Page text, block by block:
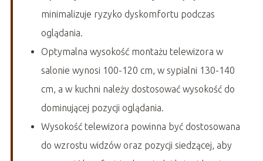
minimalizuje ryzyko dyskomfortu podczas
oglądania.
Optymalna wysokość montażu telewizora w
salonie wynosi 100-120 cm, w sypialni 130-140
cm, a w kuchni należy dostosować wysokość do
dominującej pozycji oglądania.
Wysokość telewizora powinna być dostosowana
do wzrostu widzów oraz pozycji siedzącej, aby